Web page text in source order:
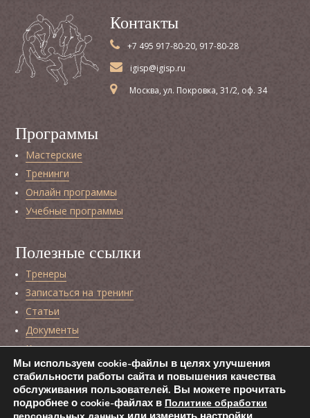
Контакты
+7 495 917-80-20, 917-80-28
igisp@igisp.ru
Москва, ул. Покровка, 31/2, оф. 34
Программы
Мастерские
Тренинги
Онлайн программы
Учебные программы
Полезные ссылки
Тренеры
Записаться на тренинг
Статьи
Документы
Контакты
Мастерская коучинга и тренинга Леонида Кроля
Интернет-магазин издательства «Класс»
Политика обработки персональных данных
Мы используем cookie-файлы в целях улучшения
стабильности работы сайта и повышения качества
обслуживания пользователей. Вы можете прочитать
подробнее о cookie-файлах в Политике обработки